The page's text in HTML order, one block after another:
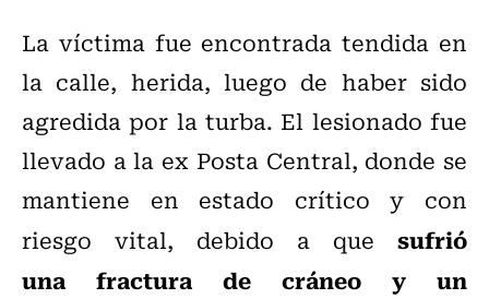
La víctima fue encontrada tendida en
la calle, herida, luego de haber sido
agredida por la turba. El lesionado fue
llevado a la ex Posta Central, donde se
mantiene en estado crítico y con
riesgo vital, debido a que sufrió
una fractura de cráneo y un